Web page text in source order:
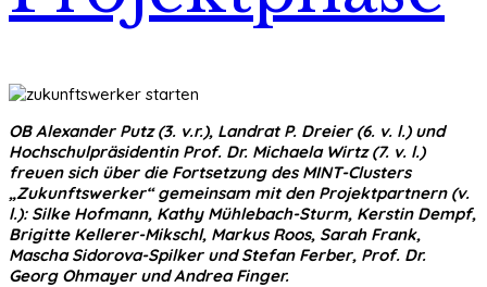
OB Alexander Putz (3. v.r.), Landrat P. Dreier (6. v. l.) und
Hochschulpräsidentin Prof. Dr. Michaela Wirtz (7. v. l.)
freuen sich über die Fortsetzung des MINT-Clusters
„Zukunftswerker“ gemeinsam mit den Projektpartnern (v.
l.): Silke Hofmann, Kathy Mühlebach-Sturm, Kerstin Dempf,
Brigitte Kellerer-Mikschl, Markus Roos, Sarah Frank,
Mascha Sidorova-Spilker und Stefan Ferber, Prof. Dr.
Georg Ohmayer und Andrea Finger.